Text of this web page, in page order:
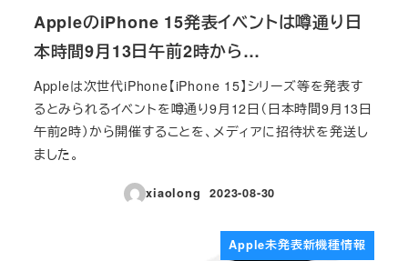
AppleのiPhone 15発表イベントは噂通り日
本時間9月13日午前2時から…
Appleは次世代iPhone【iPhone 15】シリーズ等を発表す
るとみられるイベントを噂通り9月12日（日本時間9月13日
午前2時）から開催することを、メディアに招待状を発送し
ました。
xiaolong
投稿日
2023-08-30
Apple未発表新機種情報